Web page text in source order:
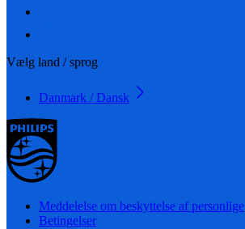
Vælg land / sprog
Danmark / Dansk
Meddelelse om beskyttelse af personlige
Betingelser